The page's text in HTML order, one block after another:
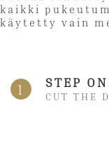
kaikki
käytetty vain
1 STEP
CUT THE